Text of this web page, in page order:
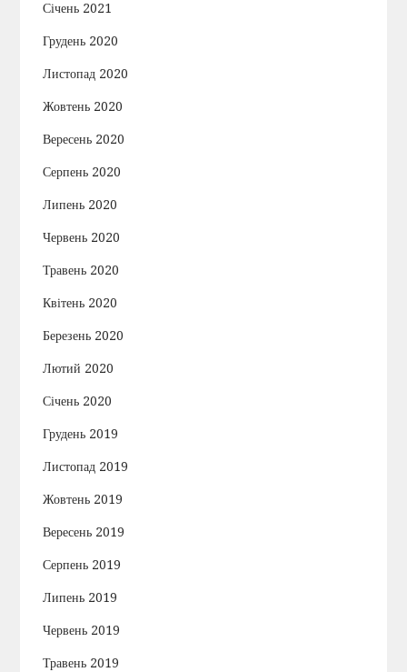
Січень 2021
Грудень 2020
Листопад 2020
Жовтень 2020
Вересень 2020
Серпень 2020
Липень 2020
Червень 2020
Травень 2020
Квітень 2020
Березень 2020
Лютий 2020
Січень 2020
Грудень 2019
Листопад 2019
Жовтень 2019
Вересень 2019
Серпень 2019
Липень 2019
Червень 2019
Травень 2019